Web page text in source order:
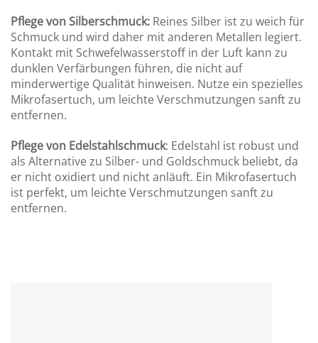
Pflege von Silberschmuck: Reines Silber ist zu weich für
Schmuck und wird daher mit anderen Metallen legiert.
Kontakt mit Schwefelwasserstoff in der Luft kann zu
dunklen Verfärbungen führen, die nicht auf
minderwertige Qualität hinweisen. Nutze ein spezielles
Mikrofasertuch, um leichte Verschmutzungen sanft zu
entfernen.
Pflege von Edelstahlschmuck: Edelstahl ist robust und
als Alternative zu Silber- und Goldschmuck beliebt, da
er nicht oxidiert und nicht anläuft. Ein Mikrofasertuch
ist perfekt, um leichte Verschmutzungen sanft zu
entfernen.